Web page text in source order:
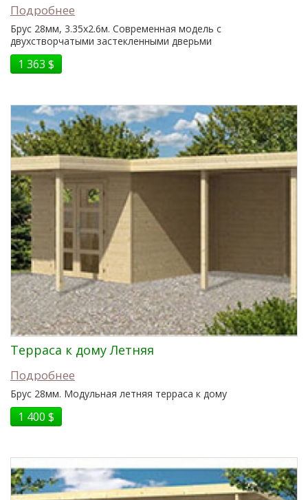
Подробнее
Брус 28мм, 3.35x2.6м. Современная модель с
двухстворчатыми застекленными дверьми
1 363 $
Терраса к дому Летняя
Подробнее
Брус 28мм. Модульная летняя терраса к дому
1 400 $